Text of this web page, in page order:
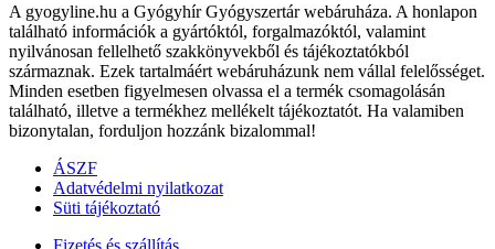
A gyogyline.hu a Gyógyhír Gyógyszertár webáruháza. A honlapon
található információk a gyártóktól, forgalmazóktól, valamint
nyilvánosan fellelhető szakkönyvekből és tájékoztatókból
származnak. Ezek tartalmáért webáruházunk nem vállal felelősséget.
Minden esetben figyelmesen olvassa el a termék csomagolásán
található, illetve a termékhez mellékelt tájékoztatót. Ha valamiben
bizonytalan, forduljon hozzánk bizalommal!
ÁSZF
Adatvédelmi nyilatkozat
Süti tájékoztató
Fizetés és szállítás